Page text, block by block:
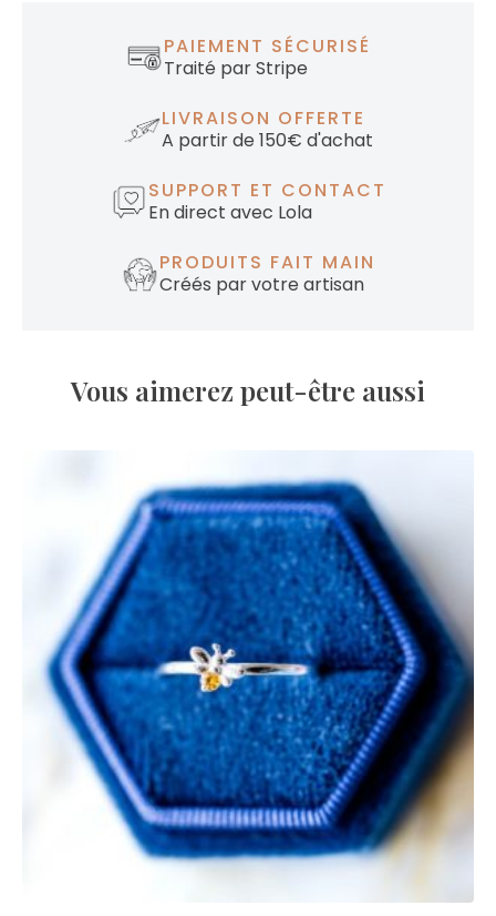
PAIEMENT SÉCURISÉ
Traité par Stripe
LIVRAISON OFFERTE
A partir de 150€ d'achat
SUPPORT ET CONTACT
En direct avec Lola
PRODUITS FAIT MAIN
Créés par votre artisan
Vous aimerez peut-être aussi